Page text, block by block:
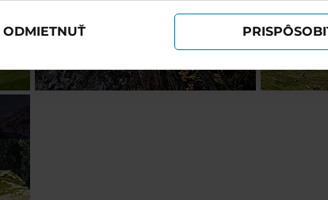
ODMIETNUŤ